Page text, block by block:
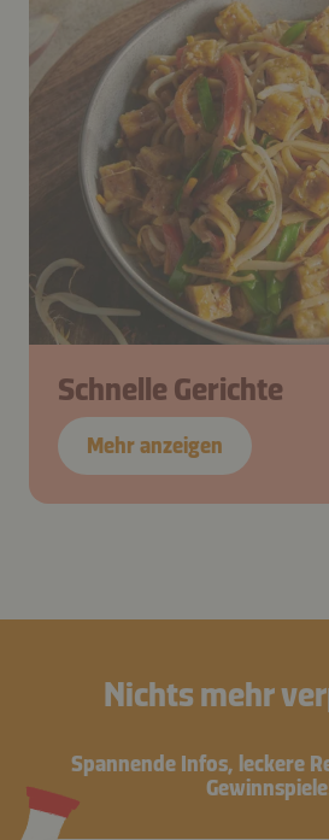
Schnelle Gerichte
Mehr anzeigen
Nichts mehr
Spannende Infos, leckere